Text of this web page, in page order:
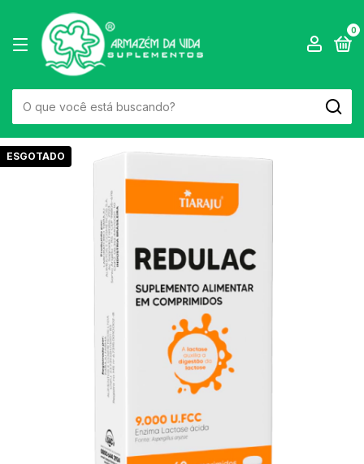
0
ESGOTADO